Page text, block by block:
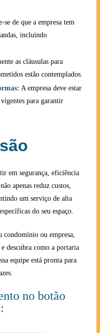
se de que a empresa tem
incluindo
as cláusulas para
estão contemplados.
A empresa deve estar
para garantir
em segurança, eficiência
apenas reduz custos,
um serviço de alta
do seu espaço.
condomínio ou empresa,
descubra como a portaria
equipe está pronta para
no botão